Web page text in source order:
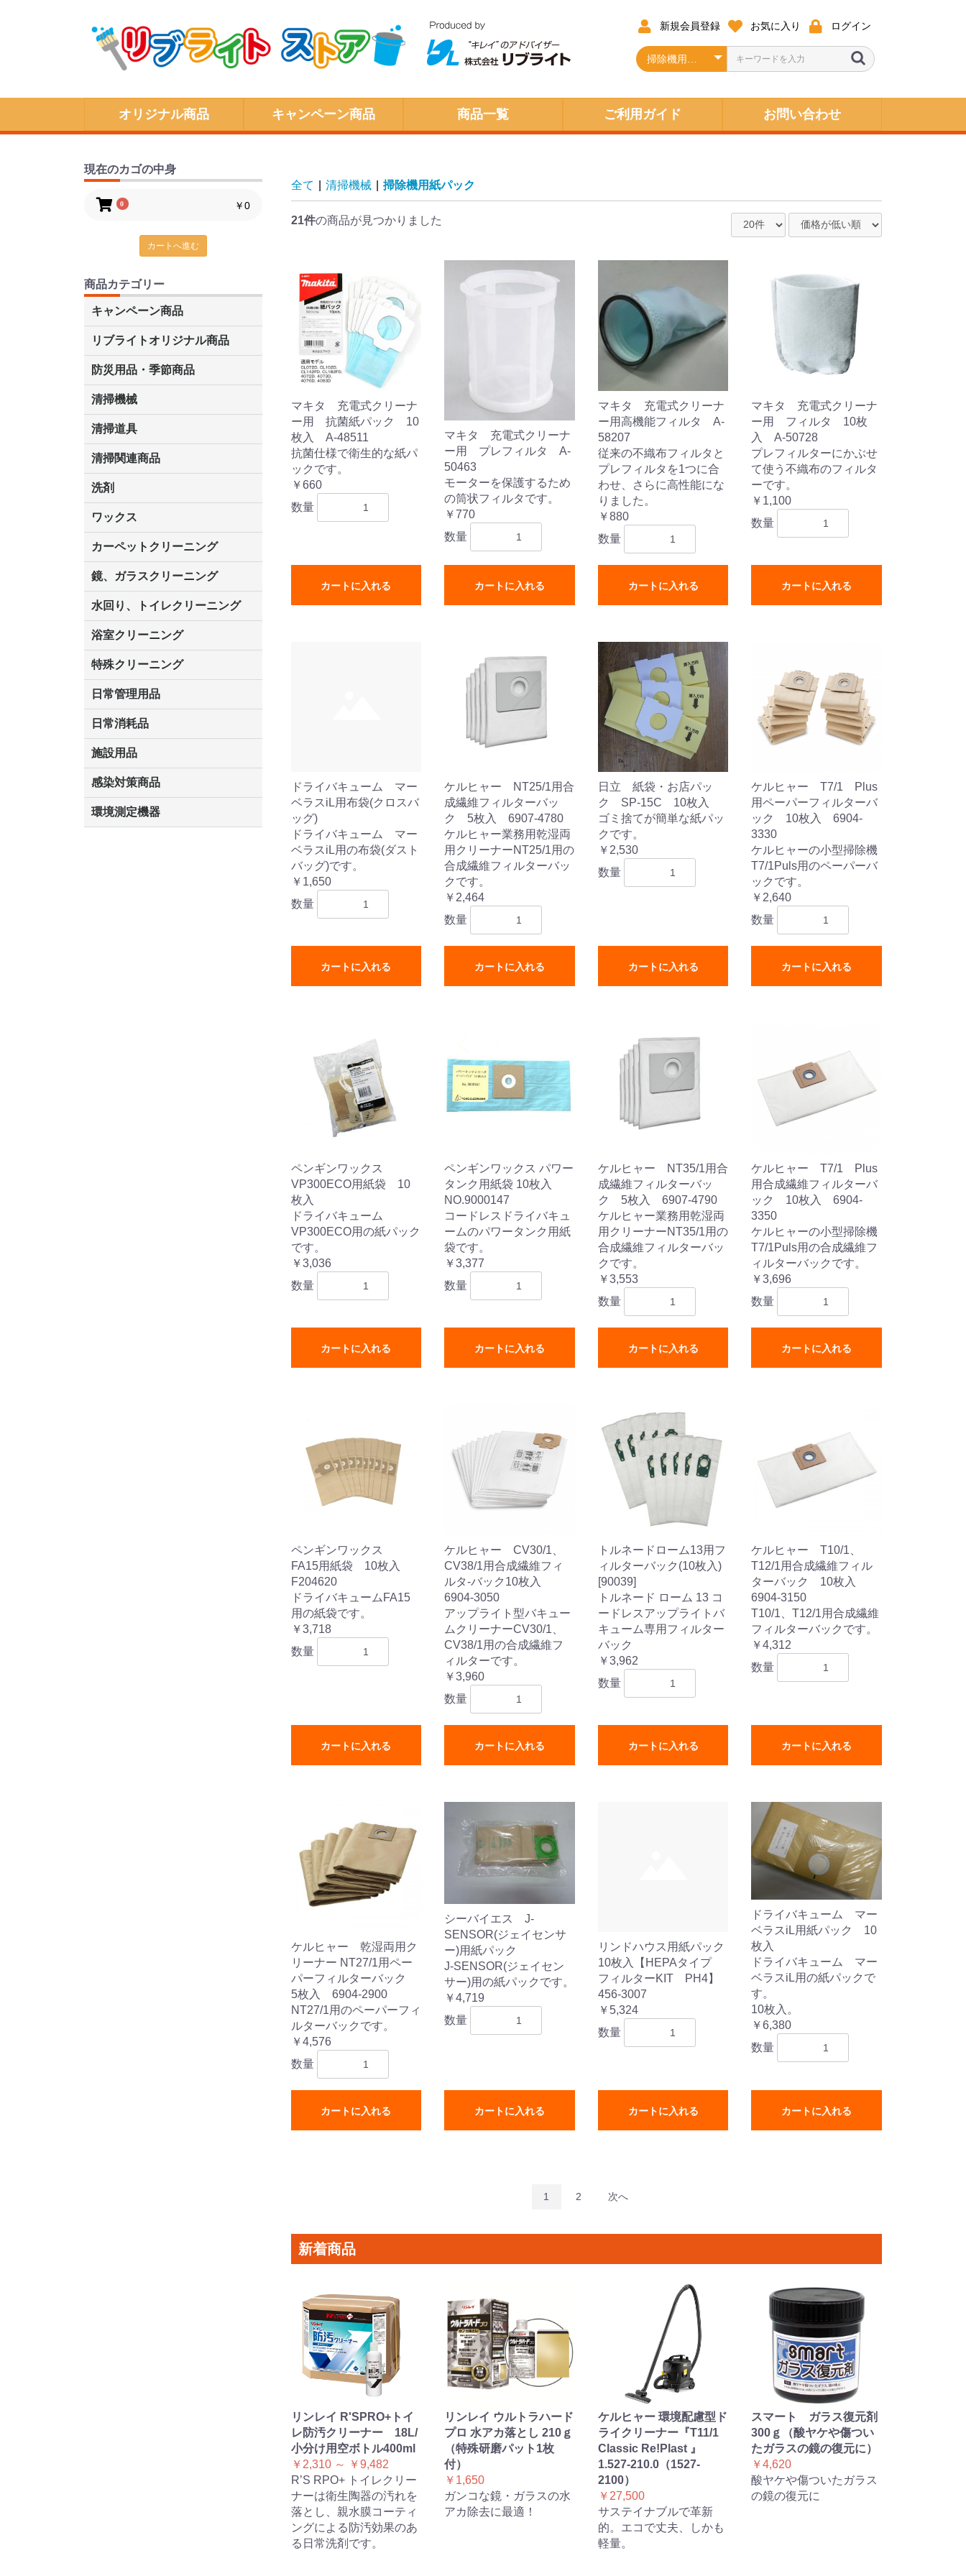
新規会員登録 お気に入り ログイン
オリジナル商品 キャンペーン商品 商品一覧 ご利用ガイド お問い合わせ
現在のカゴの中身
0 ￥0
カートへ進む
商品カテゴリー
キャンペーン商品
リブライトオリジナル商品
マーベラスiL
LLオレンジクリーナー
LL油脂専用クリーナー
LLワックスモップ
LL-21
防災用品・季節商品
清掃機械
掃除機 ドライバキューム
アップライトバキューム
コードレスタイプ
掃除機用紙パック
カーペット用マシン
吸水機
送風機
ポリッシャー スタンダード
ハンディポリッシャー
高圧洗浄機
清掃道具
ほうき
ちりとり
モップ及び関連品 ワンタッチ式モップ
水切りドライヤー
その他アタッチメント
(ワンタッチ式用)
関連商品
モップ ワックス塗布
ハードフロア用ダストモップ
その他
清掃関連商品
ダストカート
台車
移動式バレット
脚立
モップハンガー
サインボード
光沢計
カーペット汚染度計
洗剤
床用表面洗浄剤
ハクリ剤
厨房用
工場用
石材用
サビ用
木材用
タイル用
外壁用
壁面用
手あか用
病院用
除菌用
ワックス
樹脂ワックス
半樹脂ワックス
中性ワックス
病院用ワックス
フローリング用
石材用
木床用
その他
カーペットクリーニング
洗剤
ブラシ
パット
その他
鏡、ガラスクリーニング
ガラスワイパー
シャンパー(ウオッシャー)
ガラススクイジー
ケレン
ツールホルダー
洗剤 うろこ取り
天井・高所作業
水回り、トイレクリーニング
洗剤
尿石除去剤
水アカ除去剤
排水管つまり除去剤
消臭・防臭剤
道具
浴室クリーニング
洗剤
道具
特殊クリーニング
エアコン
外壁
石材
日常管理用品
クリーナー
洗濯用洗剤
油汚れ落とし
サビ取り剤
タバコ専用消臭
日常消耗品
トイレットペーパー
ペーパータオル
便座除菌クリーナー
ポリ袋
施設用品
くず入れ
傘立
灰皿
ベンチ
マット・他
感染対策商品
手袋
うがい薬
除菌洗剤
手洗い石鹸
手指消毒
おう吐物
マスク
環境測定機器
全て 清掃機械 掃除機用紙パック
21件の商品が見つかりました
マキタ 充電式クリーナ
ー用 抗菌紙パック 10
枚入 A-48511
抗菌仕様で衛生的な紙パ
ックです。
￥660
数量
カートに入れる
マキタ 充電式クリーナ
ー用 プレフィルタ A-
50463
モーターを保護するため
の筒状フィルタです。
￥770
数量
カートに入れる
マキタ 充電式クリーナ
ー用高機能フィルタ A-
58207
従来の不織布フィルタと
プレフィルタを1つに合
わせ、さらに高性能にな
りました。
￥880
数量
カートに入れる
マキタ 充電式クリーナ
ー用 フィルタ 10枚
入 A-50728
プレフィルターにかぶせ
て使う不織布のフィルタ
ーです。
￥1,100
数量
カートに入れる
ドライバキューム マー
ベラスiL用布袋(クロスバ
ッグ)
ドライバキューム マー
ベラスiL用の布袋(ダスト
バッグ)です。
￥1,650
数量
カートに入れる
ケルヒャー NT25/1用合
成繊維フィルターバッ
ク 5枚入 6907-4780
ケルヒャー業務用乾湿両
用クリーナーNT25/1用の
合成繊維フィルターバッ
クです。
￥2,464
数量
カートに入れる
日立 紙袋・お店パッ
ク SP-15C 10枚入
ゴミ捨てが簡単な紙パッ
クです。
￥2,530
数量
カートに入れる
ケルヒャー T7/1 Plus
用ペーパーフィルターバ
ック 10枚入 6904-
3330
ケルヒャーの小型掃除機
T7/1Puls用のペーパーバ
ックです。
￥2,640
数量
カートに入れる
ペンギンワックス
VP300ECO用紙袋 10
枚入
ドライバキューム
VP300ECO用の紙パック
です。
￥3,036
数量
カートに入れる
ペンギンワックス パワー
タンク用紙袋 10枚入
NO.9000147
コードレスドライバキュ
ームのパワータンク用紙
袋です。
￥3,377
数量
カートに入れる
ケルヒャー NT35/1用合
成繊維フィルターバッ
ク 5枚入 6907-4790
ケルヒャー業務用乾湿両
用クリーナーNT35/1用の
合成繊維フィルターバッ
クです。
￥3,553
数量
カートに入れる
ケルヒャー T7/1 Plus
用合成繊維フィルターバ
ック 10枚入 6904-
3350
ケルヒャーの小型掃除機
T7/1Puls用の合成繊維フ
ィルターバックです。
￥3,696
数量
カートに入れる
ペンギンワックス
FA15用紙袋 10枚入
F204620
ドライバキュームFA15
用の紙袋です。
￥3,718
数量
カートに入れる
ケルヒャー CV30/1、
CV38/1用合成繊維フィ
ルタ-バック10枚入
6904-3050
アップライト型バキュー
ムクリーナーCV30/1、
CV38/1用の合成繊維フ
ィルターです。
￥3,960
数量
カートに入れる
トルネードローム13用フ
ィルターバック(10枚入)
[90039]
トルネード ローム 13 コ
ードレスアップライトバ
キューム専用フィルター
バック
￥3,962
数量
カートに入れる
ケルヒャー T10/1、
T12/1用合成繊維フィル
ターバック 10枚入
6904-3150
T10/1、T12/1用合成繊維
フィルターバックです。
￥4,312
数量
カートに入れる
ケルヒャー 乾湿両用ク
リーナー NT27/1用ペー
パーフィルターバック
5枚入 6904-2900
NT27/1用のペーパーフィ
ルターバックです。
￥4,576
数量
カートに入れる
シーバイエス J-
SENSOR(ジェイセンサ
ー)用紙パック
J-SENSOR(ジェイセン
サー)用の紙パックです。
￥4,719
数量
カートに入れる
リンドハウス用紙パック
10枚入【HEPAタイプ
フィルターKIT PH4】
456-3007
￥5,324
数量
カートに入れる
ドライバキューム マー
ベラスiL用紙パック 10
枚入
ドライバキューム マー
ベラスiL用の紙パックで
す。
10枚入。
￥6,380
数量
カートに入れる
1 2 次へ
新着商品
リンレイ R'SPRO+トイ
レ防汚クリーナー 18L/
小分け用空ボトル400ml
￥2,310 ～ ￥9,482
R’S RPO+ トイレクリー
ナーは衛生陶器の汚れを
落とし、親水膜コーティ
ングによる防汚効果のあ
る日常洗剤です。
リンレイ ウルトラハード
プロ 水アカ落とし 210ｇ
（特殊研磨パット1枚
付）
￥1,650
ガンコな鏡・ガラスの水
アカ除去に最適！
ケルヒャー 環境配慮型ド
ライクリーナー『T11/1
Classic Re!Plast 』
1.527-210.0（1527-
2100）
￥27,500
サステイナブルで革新
的。エコで丈夫、しかも
軽量。
スマート ガラス復元剤
300ｇ（酸ヤケや傷つい
たガラスの鏡の復元に）
￥4,620
酸ヤケや傷ついたガラス
の鏡の復元に